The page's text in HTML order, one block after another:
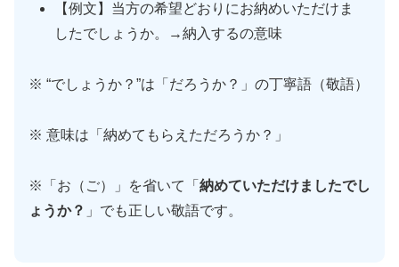
【例文】当方の希望どおりにお納めいただけま
したでしょうか。→納入するの意味
※ “でしょうか？”は「だろうか？」の丁寧語（敬語）
※ 意味は「納めてもらえただろうか？」
※「お（ご）」を省いて「 納めていただけましたでし
ょうか？ 」でも正しい敬語です。